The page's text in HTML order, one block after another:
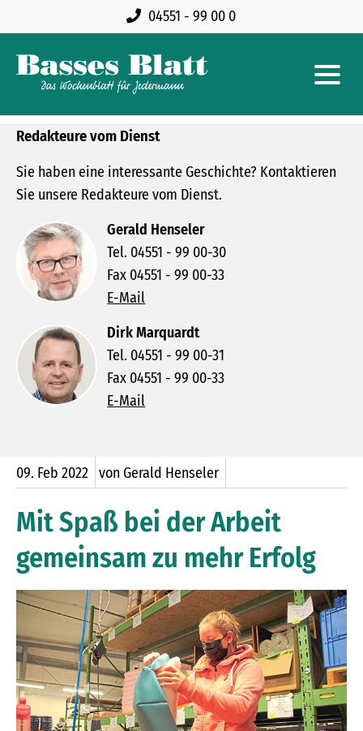
04551 - 99 00 0
Redakteure vom Dienst
Sie haben eine interessante Geschichte? Kontaktieren
Sie unsere Redakteure vom Dienst.
Gerald Henseler
Tel. 04551 - 99 00-30
Fax 04551 - 99 00-33
E-Mail
Dirk Marquardt
Tel. 04551 - 99 00-31
Fax 04551 - 99 00-33
E-Mail
09. Feb 2022 von Gerald Henseler
Mit Spaß bei der Arbeit
gemeinsam zu mehr Erfolg